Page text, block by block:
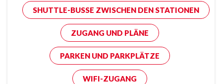
SHUTTLE-BUSSE ZWISCHEN DEN STATIONEN
ZUGANG UND PLÄNE
PARKEN UND PARKPLÄTZE
WIFI-ZUGANG